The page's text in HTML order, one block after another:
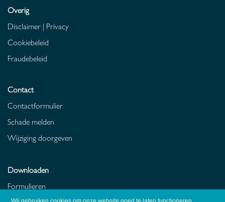
Overig
Disclaimer | Privacy
Cookiebeleid
Fraudebeleid
Contact
Contactformulier
Schade melden
Wijziging doorgeven
Downloaden
Formulieren